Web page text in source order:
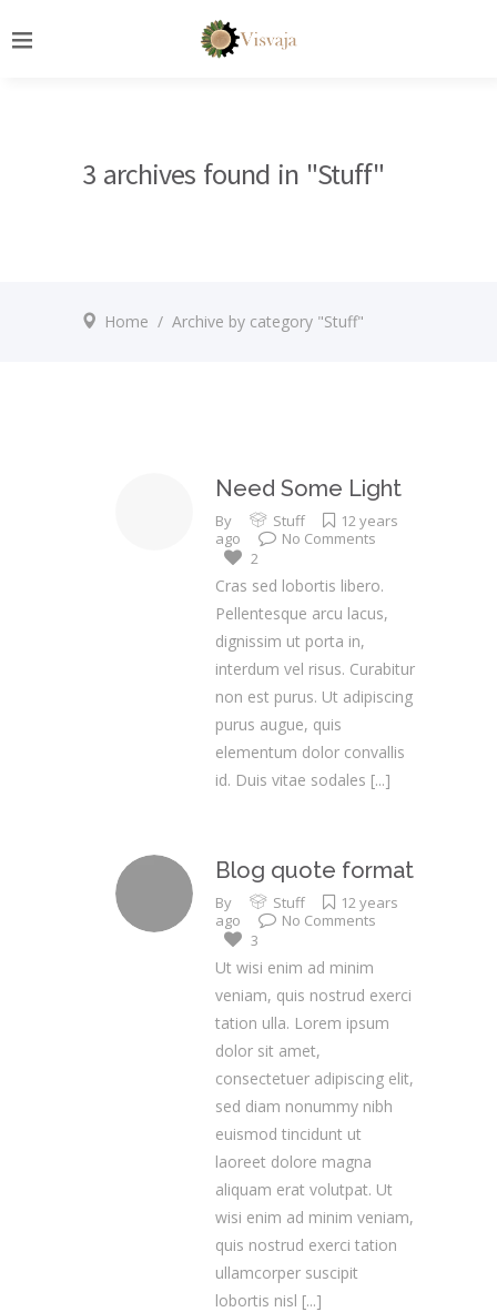
3 archives found in "Stuff"
Home / Archive by category "Stuff"
Need Some Light
By Stuff
12 years
ago
No Comments
2
Cras sed lobortis libero.
Pellentesque arcu lacus,
dignissim ut porta in,
interdum vel risus. Curabitur
non est purus. Ut adipiscing
purus augue, quis
elementum dolor convallis
id. Duis vitae sodales [...]
Blog quote format
By Stuff
12 years
ago
No Comments
3
Ut wisi enim ad minim
veniam, quis nostrud exerci
tation ulla. Lorem ipsum
dolor sit amet,
consectetuer adipiscing elit,
sed diam nonummy nibh
euismod tincidunt ut
laoreet dolore magna
aliquam erat volutpat. Ut
wisi enim ad minim veniam,
quis nostrud exerci tation
ullamcorper suscipit
lobortis nisl [...]